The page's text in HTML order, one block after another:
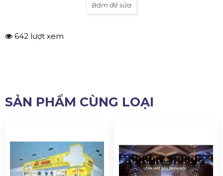
Bấm để sửa
642 lượt xem
SẢN PHẨM CÙNG LOẠI